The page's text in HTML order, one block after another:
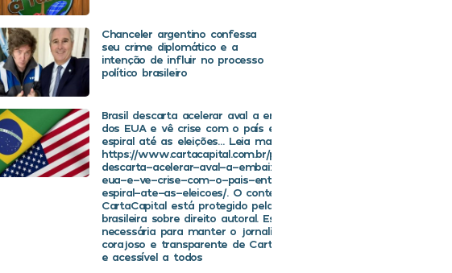
Chanceler argentino confessa
seu crime diplomático e a
intenção de influir no processo
político brasileiro
Brasil descarta acelerar aval a embaixador
dos EUA e vê crise com o país entrar em
espiral até as eleições… Leia mais em
https://www.cartacapital.com.br/politica/brasil-
descarta-acelerar-aval-a-embaixador-dos-
eua-e-ve-crise-com-o-pais-entrar-em-
espiral-ate-as-eleicoes/. O conteúdo de
CartaCapital está protegido pela legislação
brasileira sobre direito autoral. Essa defesa é
necessária para manter o jornalismo
corajoso e transparente de CartaCapital vivo
e acessível a todos